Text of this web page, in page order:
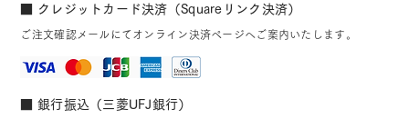
■ クレジットカード決済（Squareリンク決済）
ご注文確認メールにてオンライン決済ページへご案内いたします。
■ 銀行振込（三菱UFJ銀行）